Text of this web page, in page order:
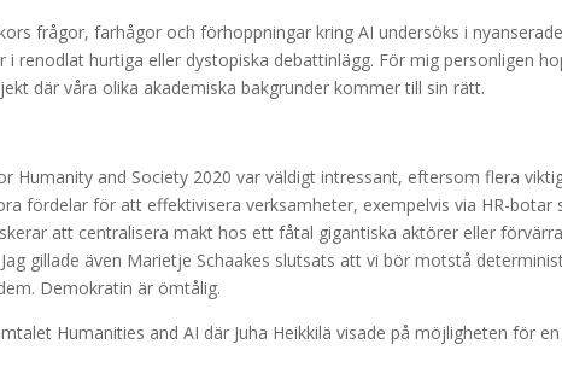
frågor, farhågor och förhoppningar kring AI undersöks i
renodlat hurtiga eller dystopiska debattinlägg. För mig personligen
där våra olika akademiska bakgrunder kommer till sin rätt.
Humanity and Society 2020 var väldigt intressant, eftersom flera
fördelar för att effektivisera verksamheter, exempelvis via HR-botar
att centralisera makt hos ett fåtal gigantiska aktörer eller
gillade även Marietje Schaakes slutsats att vi bör motstå
Demokratin är ömtålig.
Humanities and AI där Juha Heikkilä visade på möjligheten för